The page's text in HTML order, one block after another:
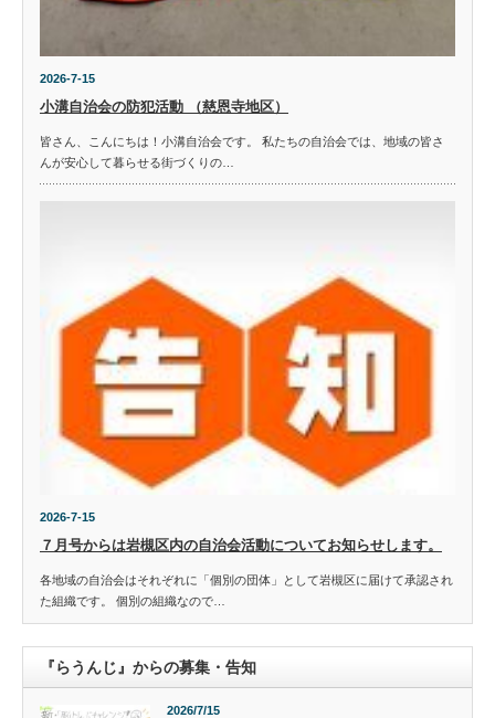
2026-7-15
小溝自治会の防犯活動 （慈恩寺地区）
皆さん、こんにちは！小溝自治会です。 私たちの自治会では、地域の皆さ
んが安心して暮らせる街づくりの…
2026-7-15
７月号からは岩槻区内の自治会活動についてお知らせします。
各地域の自治会はそれぞれに「個別の団体」として岩槻区に届けて承認され
た組織です。 個別の組織なので…
『らうんじ』からの募集・告知
2026/7/15